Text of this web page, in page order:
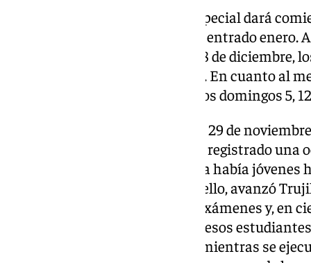
Esta ampliación de apertura especial dará
diciembre, y se extenderá hasta entrado
sala también el sábado 21 y el 28 de diciembre,
los festivos 24 y 31 de diciembre. En cuanto al
sábados 4, 11, 18 y 25, así como los domingos 5,
“Desde que la Biblioteca abrió el 29 de
zonas habilitadas para ello han registrado una
mismo día de la inauguración ya había jóvenes
señalado la edil de Cultura. Por ello, avanzó
horas de apertura en época de exámenes y, en
agradecer la paciencia de todos esos
a otros espacios del municipio mientras se